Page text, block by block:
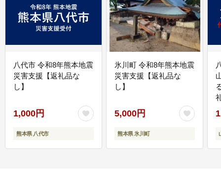
八代市 令和8年熊本地震
災害支援【返礼品な
し】
1,000円
熊本県 八代市
氷川町 令和8年熊本地震
災害支援【返礼品な
し】
5,000円
熊本県 氷川町